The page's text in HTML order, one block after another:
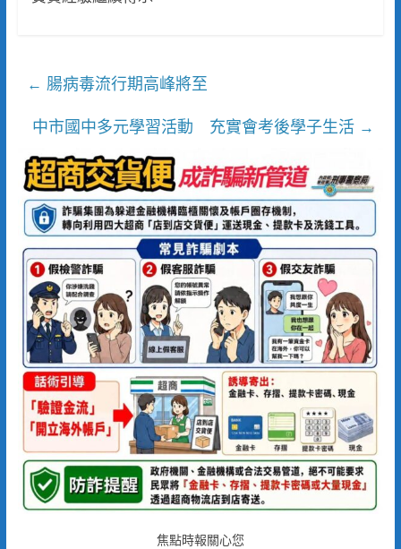
← 腸病毒流行期高峰將至
中市國中多元學習活動 充實會考後學子生活 →
焦點時報關心您